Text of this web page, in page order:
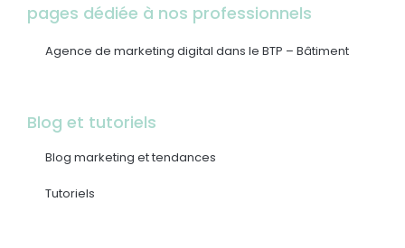
pages dédiée à nos professionnels
Agence de marketing digital dans le BTP – Bâtiment
Blog et tutoriels
Blog marketing et tendances
Tutoriels